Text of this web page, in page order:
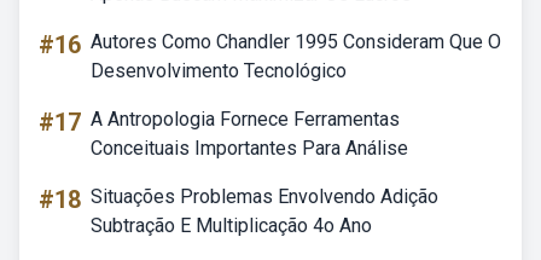
#16 Autores Como Chandler 1995 Consideram Que O
Desenvolvimento Tecnológico
#17 A Antropologia Fornece Ferramentas
Conceituais Importantes Para Análise
#18 Situações Problemas Envolvendo Adição
Subtração E Multiplicação 4o Ano